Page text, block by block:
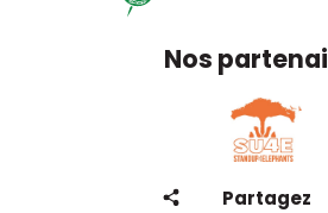
Nos
Partagez